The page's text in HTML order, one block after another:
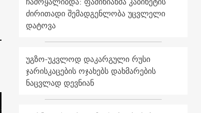
ძირითადი შემადგენლობა უცვლელი
დატოვა
უგზო-უკვლოდ დაკარგული რუსი
ჯარისკაცების ოჯახებს დახმარების
ნაცვლად დევნიან